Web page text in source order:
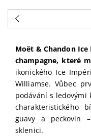
Moët & Chandon
champagne, které
ikonického Ice
Williamse. Vůbec
podávání s ledovými
charakteristického
guavy a peckovin
sklenici.